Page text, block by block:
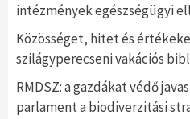
intézmények egészségügyi
Közösséget, hitet és
szilágyperecseni vakációs
RMDSZ: a gazdákat védő
parlament a biodiverzitási